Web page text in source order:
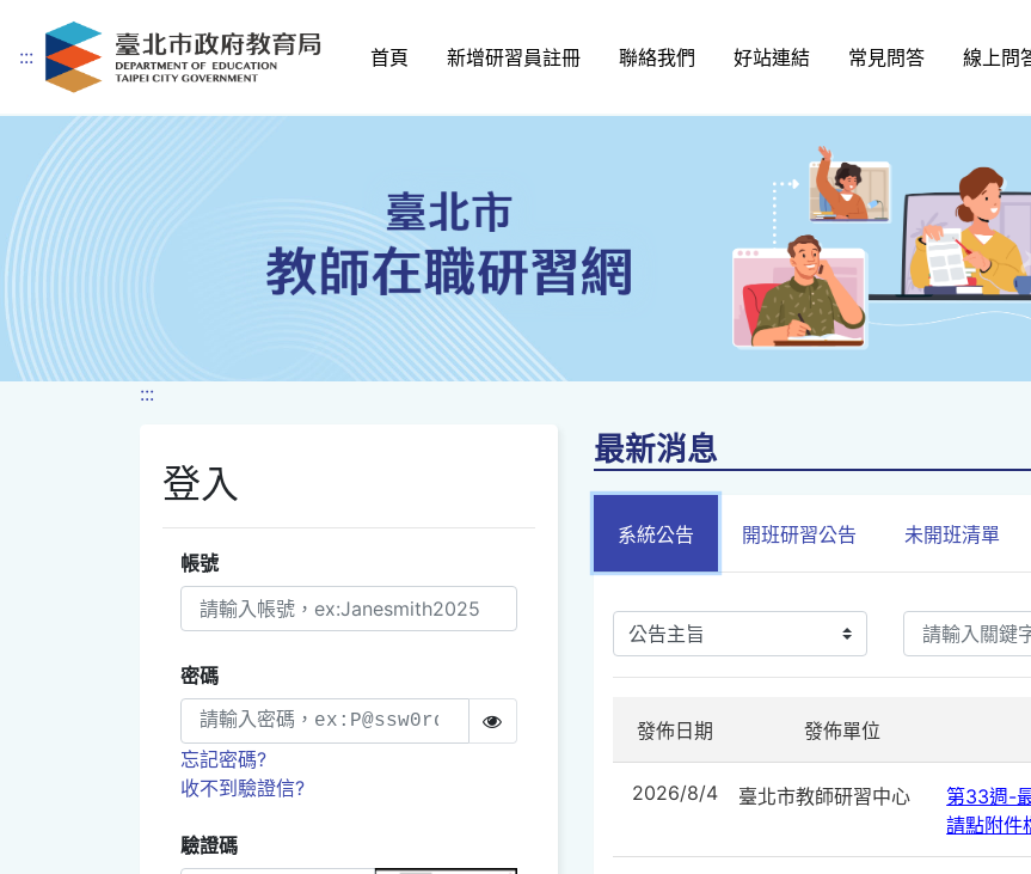
跳到主要內容
::: 首頁 新增研習員註冊 聯絡我們 好站連結 常見問答 線上問
:::
登入
帳號
密碼
忘記密碼?
收不到驗證信?
驗證碼
最新消息
系統公告 開班研習公告 未開班清單
發佈日期 發佈單位
2026/8/4 臺北市教師研習中心
第33週-
請點附件